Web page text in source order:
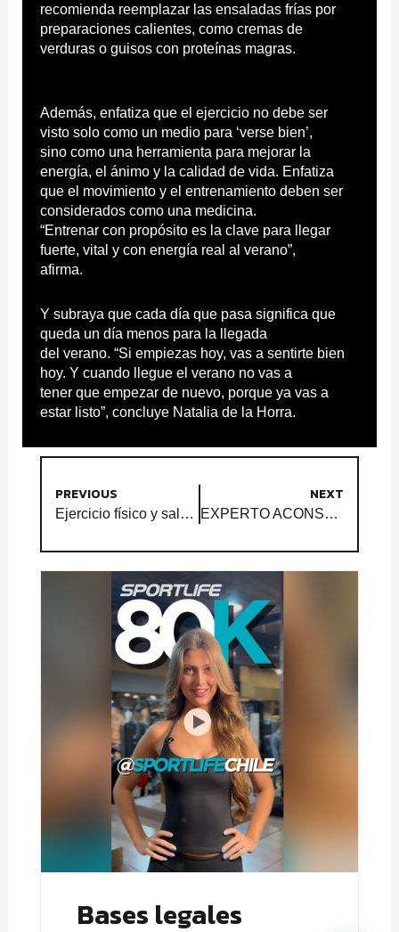
recomienda reemplazar las ensaladas frías por
preparaciones calientes, como cremas de
verduras o guisos con proteínas magras.
Además, enfatiza que el ejercicio no debe ser
visto solo como un medio para ‘verse bien’,
sino como una herramienta para mejorar la
energía, el ánimo y la calidad de vida. Enfatiza
que el movimiento y el entrenamiento deben ser
considerados como una medicina.
“Entrenar con propósito es la clave para llegar
fuerte, vital y con energía real al verano”,
afirma.
Y subraya que cada día que pasa significa que
queda un día menos para la llegada
del verano. “Si empiezas hoy, vas a sentirte bien
hoy. Y cuando llegue el verano no vas a
tener que empezar de nuevo, porque ya vas a
estar listo”, concluye Natalia de la Horra.
PREVIOUS
Ejercicio físico y salud cerebral: una conexión poderosa y necesaria para tu bienestar
NEXT
EXPERTO ACONSEJA QUE AGOSTO ES EL MES PERFECTO PARA QUE LOS ADULTOS MAYORES COMIENCEN A HACER EJERCICIO
Bases legales